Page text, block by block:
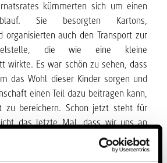
kümmerten sich um einen
Sie besorgten Kartons,
organisierten auch den Transport zur
die wie eine kleine
wirkte. Es war schön zu sehen, dass
das Wohl dieser Kinder sorgen und
einen Teil dazu beitragen kann,
zu bereichern. Schon jetzt steht für
das letzte Mal, dass wir uns an